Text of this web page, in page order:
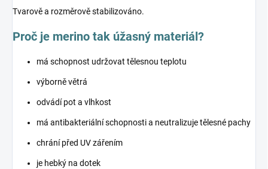
Tvarově a rozměrově stabilizováno.
Proč je merino tak úžasný materiál?
má schopnost udržovat tělesnou teplotu
výborně větrá
odvádí pot a vlhkost
má antibakteriální schopnosti a neutralizuje tělesné pachy
chrání před UV zářením
je hebký na dotek